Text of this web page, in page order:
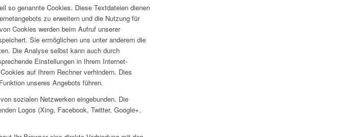
so genannte Cookies. Diese Textdateien dienen
zu erweitern und die Nutzung für
Cookies werden beim Aufruf unserer
Sie ermöglichen uns unter anderem die
Die Analyse selbst kann auch durch
Einstellungen in Ihrem Internet-
auf Ihrem Rechner verhindern. Dies
unseres Angebots führen.
sozialen Netzwerken eingebunden. Die
Logos (Xing, Facebook, Twitter, Google+,